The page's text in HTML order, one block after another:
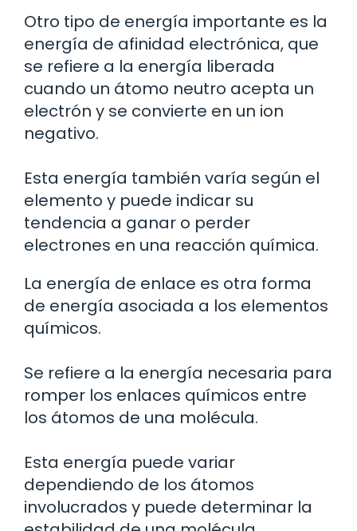
Otro tipo de energía importante es la
energía de afinidad electrónica, que
se refiere a la energía liberada
cuando un átomo neutro acepta un
electrón y se convierte en un ion
negativo.
Esta energía también varía según el
elemento y puede indicar su
tendencia a ganar o perder
electrones en una reacción química.
La energía de enlace es otra forma
de energía asociada a los elementos
químicos.
Se refiere a la energía necesaria para
romper los enlaces químicos entre
los átomos de una molécula.
Esta energía puede variar
dependiendo de los átomos
involucrados y puede determinar la